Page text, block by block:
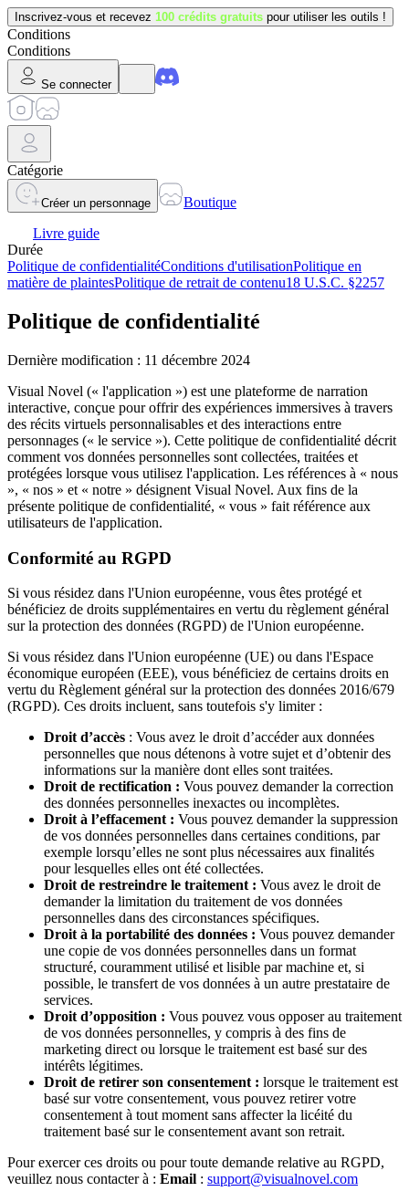
Inscrivez-vous et recevez 100 crédits gratuits pour utiliser les outils !
Conditions
Conditions
Se connecter
Catégorie
Créer un personnage
Boutique
Livre guide
Durée
Politique de confidentialitéConditions d'utilisationPolitique en
matière de plaintesPolitique de retrait de contenu18 U.S.C. §2257
Politique de confidentialité
Dernière modification : 11 décembre 2024
Visual Novel (« l'application ») est une plateforme de narration
interactive, conçue pour offrir des expériences immersives à travers
des récits virtuels personnalisables et des interactions entre
personnages (« le service »). Cette politique de confidentialité décrit
comment vos données personnelles sont collectées, traitées et
protégées lorsque vous utilisez l'application. Les références à « nous
», « nos » et « notre » désignent Visual Novel. Aux fins de la
présente politique de confidentialité, « vous » fait référence aux
utilisateurs de l'application.
Conformité au RGPD
Si vous résidez dans l'Union européenne, vous êtes protégé et
bénéficiez de droits supplémentaires en vertu du règlement général
sur la protection des données (RGPD) de l'Union européenne.
Si vous résidez dans l'Union européenne (UE) ou dans l'Espace
économique européen (EEE), vous bénéficiez de certains droits en
vertu du Règlement général sur la protection des données 2016/679
(RGPD). Ces droits incluent, sans toutefois s'y limiter :
Droit d’accès : Vous avez le droit d’accéder aux données
personnelles que nous détenons à votre sujet et d’obtenir des
informations sur la manière dont elles sont traitées.
Droit de rectification : Vous pouvez demander la correction
des données personnelles inexactes ou incomplètes.
Droit à l’effacement : Vous pouvez demander la suppression
de vos données personnelles dans certaines conditions, par
exemple lorsqu’elles ne sont plus nécessaires aux finalités
pour lesquelles elles ont été collectées.
Droit de restreindre le traitement : Vous avez le droit de
demander la limitation du traitement de vos données
personnelles dans des circonstances spécifiques.
Droit à la portabilité des données : Vous pouvez demander
une copie de vos données personnelles dans un format
structuré, couramment utilisé et lisible par machine et, si
possible, le transfert de vos données à un autre prestataire de
services.
Droit d’opposition : Vous pouvez vous opposer au traitement
de vos données personnelles, y compris à des fins de
marketing direct ou lorsque le traitement est basé sur des
intérêts légitimes.
Droit de retirer son consentement : lorsque le traitement est
basé sur votre consentement, vous pouvez retirer votre
consentement à tout moment sans affecter la licéité du
traitement basé sur le consentement avant son retrait.
Pour exercer ces droits ou pour toute demande relative au RGPD,
veuillez nous contacter à : Email : support@visualnovel.com